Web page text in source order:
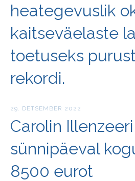
heategevuslik
kaitseväelaste
toetuseks
rekordi.
29. DETSEMBER 2022
Carolin
sünnipäeval
8500 eurot